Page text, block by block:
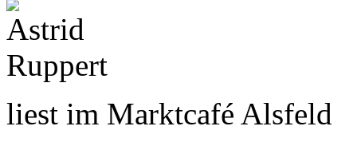
liest im Marktcafé Alsfeld